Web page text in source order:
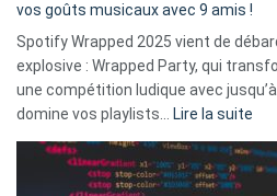
vos goûts musicaux avec 9 amis !
Spotify Wrapped 2025 vient de
explosive : Wrapped Party, qui
une compétition ludique avec
domine vos playlists… Lire la suite